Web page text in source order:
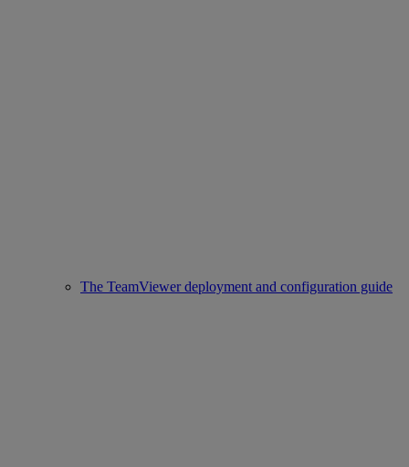
The TeamViewer deployment and configuration guide